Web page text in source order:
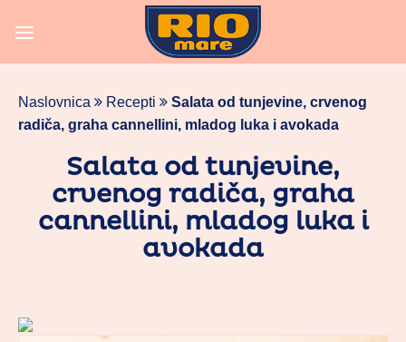
Naslovnica Recepti
Salata od tunjevine, crvenog
radiča, graha cannellini, mladog luka i avokada
Salata od tunjevine,
crvenog radiča, graha
cannellini, mladog luka i
avokada